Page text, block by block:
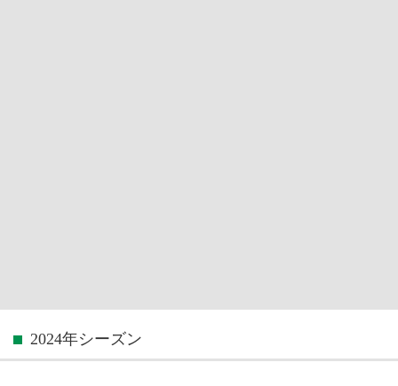
2024年シーズン